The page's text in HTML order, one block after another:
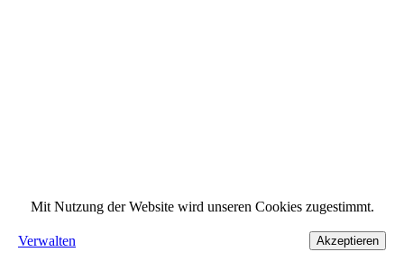
Mit Nutzung der Website wird unseren Cookies zugestimmt.
Verwalten Akzeptieren